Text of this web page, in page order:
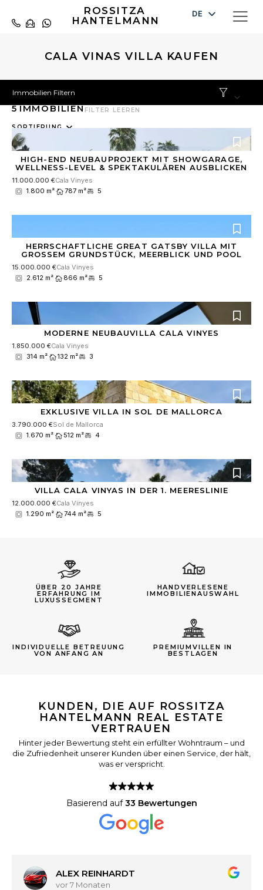
ROSSITZA
HANTELMANN
DE
ES
CALA VINAS VILLA KAUFEN
Immobilien Filtern
5IMMOBILIENFILTER LEEREN
SORTIERUNG
results
available
HIGH-END NEUBAUPROJEKT MIT SHOWGARAGE,
WELLNESS-LEVEL & SPEKTAKULÄREN AUSBLICKEN
11.000.000 €Cala Vinyes
1.800 m²
787 m² 5
HERRSCHAFTLICHE GREAT GATSBY VILLA MIT
GROSSEM GRUNDSTÜCK, MEERBLICK UND POOL
15.000.000 €Cala Vinyes
2.612 m²
866 m² 5
MODERNE NEUBAUVILLA CALA VINYES
1.850.000 €Cala Vinyes
314 m²
132 m² 3
EXKLUSIVE VILLA IN SOL DE MALLORCA
3.790.000 €Sol de Mallorca
1.670 m²
512 m² 4
VILLA CALA VINYAS IN DER 1. MEERESLINIE
12.000.000 €Cala Vinyes
1.290 m²
744 m² 5
ÜBER 20 JAHRE
ERFAHRUNG IM
LUXUSSEGMENT
HANDVERLESENE
IMMOBILIENAUSWAHL
INDIVIDUELLE BETREUUNG
VON ANFANG AN
PREMIUMVILLEN IN
BESTLAGEN
KUNDEN, DIE AUF ROSSITZA
HANTELMANN REAL ESTATE
VERTRAUEN
Hinter jeder Bewertung steht ein erfüllter Wohntraum – und
die Zufriedenheit unserer Kunden über einen Service, der hält,
was er verspricht.
Basierend auf33 Bewertungen
ALEX REINHARDT
vor 7 Monaten